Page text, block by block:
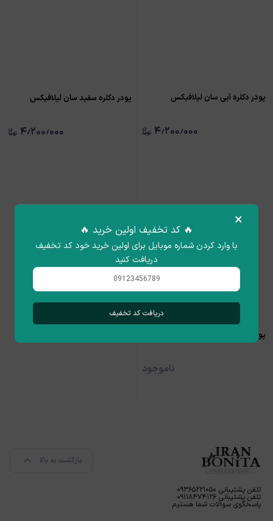
پودر دکلره آبی سان لیلافیکس
۴٫۲۰۰٫۰۰۰
پودر دکلره سفید سان لیلافیکس
۴٫۲۰۰٫۰۰۰
پودر دکلره بنفش عش
ناموجود
بازگشت به بالا
تلفن پشتیبانی ۰۹۳۶۵۲۲۱۰۵۰
تلفن پشتیبانی ۰۹۱۱۸۴۷۴۱۲۶
پاسخگوی سوالات شما هستیم
× 🔥 کد تخفیف اولین خرید 🔥
با وارد کردن شماره موبایل برای اولین خرید خود کد تخفیف
دریافت کنید
دریافت کد تخفیف